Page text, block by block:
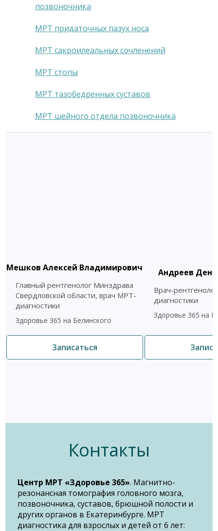
позвоночника
МРТ придаточных пазух носа
МРТ сакроилеальных сочленений
МРТ стопы
МРТ тазобедренных суставов
МРТ шейного отдела позвоночника
Мешков Алексей Владимирович
Главный рентгенолог Минздрава
Свердловской области, врач МРТ-
диагностики
Здоровье 365 на Белинского
Записаться
Андреев
Врач-
диагностики
Здоровье 365 на
Контакты
Центр МРТ «Здоровье 365». Магнитно-
резонансная томография головного мозга,
позвоночника, суставов, брюшной полости и
других органов в Екатеринбурге. МРТ
диагностика для взрослых и детей от 6 лет: